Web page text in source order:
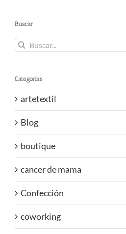
Buscar
Buscar:
Categorías
artetextil
Blog
boutique
cancer de mama
Confección
coworking